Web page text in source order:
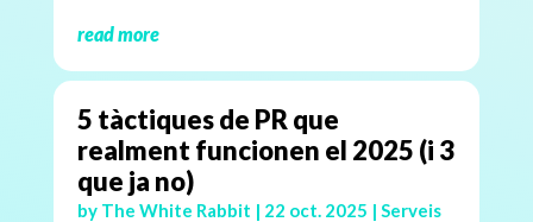
read more
5 tàctiques de PR que
realment funcionen el 2025 (i 3
que ja no)
by The White Rabbit | 22 oct. 2025 | Serveis